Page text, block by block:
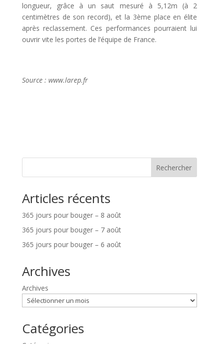
longueur, grâce à un saut mesuré à 5,12m (à 2
centimètres de son record), et la 3ème place en élite
après reclassement. Ces performances pourraient lui
ouvrir vite les portes de l’équipe de France.
Source : www.larep.fr
Rechercher
Articles récents
365 jours pour bouger – 8 août
365 jours pour bouger – 7 août
365 jours pour bouger – 6 août
Archives
Archives
Catégories